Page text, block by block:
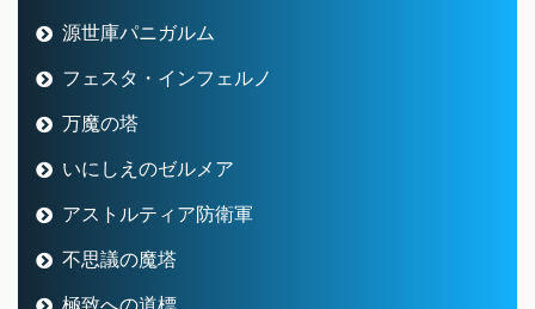
源世庫パニガルム
フェスタ・インフェルノ
万魔の塔
いにしえのゼルメア
アストルティア防衛軍
不思議の魔塔
極致への道標